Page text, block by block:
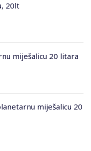
20lt
miješalicu 20 litara
miješalicu 20